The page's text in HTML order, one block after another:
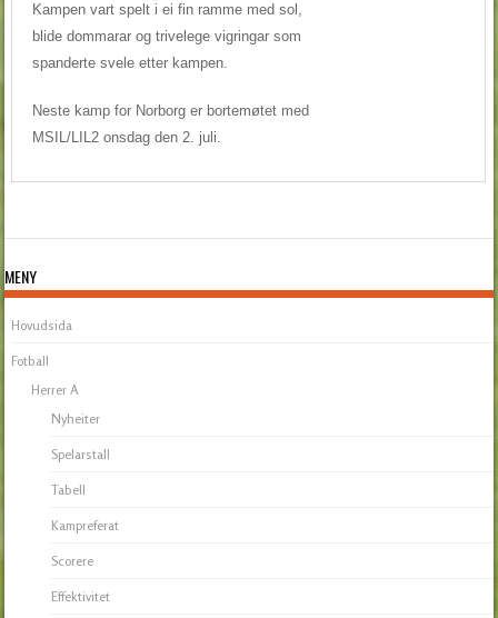
Kampen vart spelt i ei fin ramme med sol,
blide dommarar og trivelege vigringar som
spanderte svele etter kampen.
Neste kamp for Norborg er bortemøtet med
MSIL/LIL2 onsdag den 2. juli.
MENY
Hovudsida
Fotball
Herrer A
Nyheiter
Spelarstall
Tabell
Kampreferat
Scorere
Effektivitet